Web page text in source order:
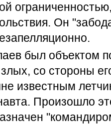
Он
был объектом
со стороны
известным
Произошло